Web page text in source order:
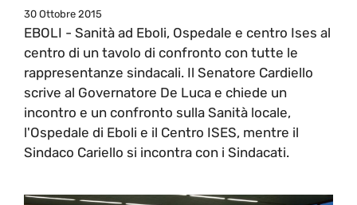
30 Ottobre 2015
EBOLI - Sanità ad Eboli, Ospedale e centro Ises al
centro di un tavolo di confronto con tutte le
rappresentanze sindacali. Il Senatore Cardiello
scrive al Governatore De Luca e chiede un
incontro e un confronto sulla Sanità locale,
l'Ospedale di Eboli e il Centro ISES, mentre il
Sindaco Cariello si incontra con i Sindacati.